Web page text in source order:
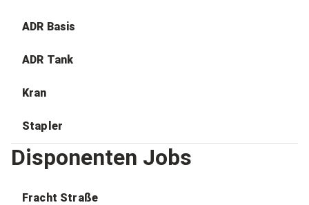
ADR Basis
ADR Tank
Kran
Stapler
Disponenten Jobs
Fracht Straße